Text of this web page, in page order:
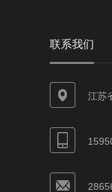
联系我们
江苏